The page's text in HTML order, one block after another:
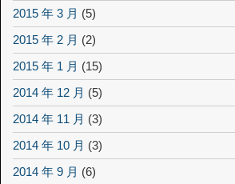
2015 年 3 月 (5)
2015 年 2 月 (2)
2015 年 1 月 (15)
2014 年 12 月 (5)
2014 年 11 月 (3)
2014 年 10 月 (3)
2014 年 9 月 (6)